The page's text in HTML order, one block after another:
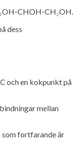
CHOH-CH₂OH.
dess
och en kokpunkt på
mellan
fortfarande är